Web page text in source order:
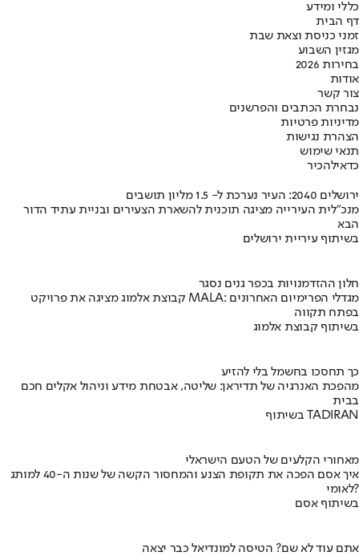
כללי ומידע
דף הבית
זמני כניסת וצאת שבת
מגזין השבוע
בחירות 2026
אודות
צור קשר
נבחרת הכתבים והפרשנים
מדיניות פרטיות
הצהרת נגישות
תנאי שימוש
כדאילהכיר
ירושלים 2040: העיר נערכת ל- 1.5 מליון תושבים
מנכ"לית העירייה מציגה תוכנית להשארת הצעירים ובניית עתיד הדור
הבא
בשיתוף עיריית ירושלים
חלון ההזדמנויות בכפר גנים נסגר
קבוצת אלמוג מציגה את פרויקט MALA: מגדלי הפרימיום האחרונים
בפתח תקווה
בשיתוף קבוצת אלמוג
כך תחסכו בחשמל בלי להזיע
מהפכת האנרגיה של תדיראן: שליטה, אבטחת מידע וניהול אקלים חכם
בבית
בשיתוף TADIRAN
מאחורי הקלעים של הטעם הישראלי
איך אסם הפכה את תקופת הצנע והמחסור הקשה של שנות ה-40 למותג
לאומי?
בשיתוף אסם
אתם עוד לא שם? הטיסה למונדיאל כבר יצאה